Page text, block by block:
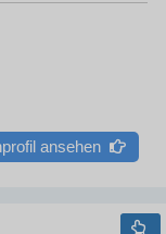
ansehen